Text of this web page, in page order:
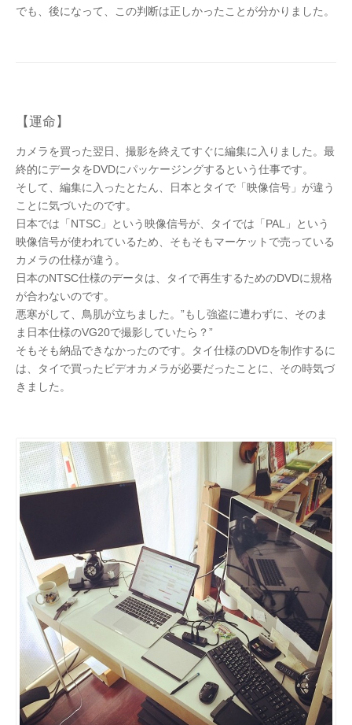
でも、後になって、この判断は正しかったことが分かりました。
【運命】
カメラを買った翌日、撮影を終えてすぐに編集に入りました。最
終的にデータをDVDにパッケージングするという仕事です。
そして、編集に入ったとたん、日本とタイで「映像信号」が違う
ことに気づいたのです。
日本では「NTSC」という映像信号が、タイでは「PAL」という
映像信号が使われているため、そもそもマーケットで売っている
カメラの仕様が違う。
日本のNTSC仕様のデータは、タイで再生するためのDVDに規格
が合わないのです。
悪寒がして、鳥肌が立ちました。”もし強盗に遭わずに、そのま
ま日本仕様のVG20で撮影していたら？”
そもそも納品できなかったのです。タイ仕様のDVDを制作するに
は、タイで買ったビデオカメラが必要だったことに、その時気づ
きました。